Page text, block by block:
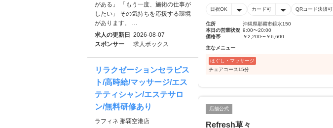
日祝OK カード可 QRコード決済可
住所
沖縄県那覇市鏡水150
本日の営業状況 9:00〜20:00
価格帯
￥2,200〜￥6,600
主なメニュー
ほぐし・マッサージ
チェアコース15分
店舗公式
Refresh草々
がある」 「もう一度、施術の仕事が
したい」 その気持ちを応援する環境
があります。 …
求人の更新日 2026-08-07
スポンサー
求人ボックス
リラクゼーションセラピス
ト/高時給/マッサージ/エス
テティシャン/エステサロ
ン/無料研修あり
ラフィネ 那覇空港店